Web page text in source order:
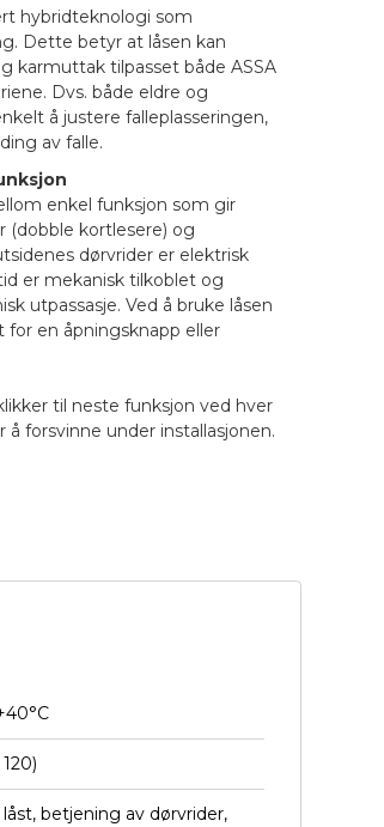
hybridteknologi som
Dette betyr at låsen kan
karmuttak tilpasset både ASSA
Dvs. både eldre og
å justere falleplasseringen,
av falle.
enkel funksjon som gir
(dobble kortlesere) og
dørvrider er elektrisk
er mekanisk tilkoblet og
utpassasje. Ved å bruke låsen
en åpningsknapp eller
til neste funksjon ved hver
forsvinne under installasjonen.
betjening av dørvrider,